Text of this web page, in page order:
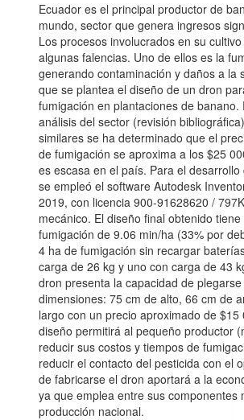
Ecuador es el principal productor de
mundo, sector que genera ingresos
Los procesos involucrados en su
algunas falencias. Uno de ellos es la
generando contaminación y daños a la
que se plantea el diseño de un dron
fumigación en plantaciones de banano.
análisis del sector (revisión
similares se ha determinado que el
de fumigación se aproxima a los $25
es escasa en el país. Para el
se empleó el software Autodesk
2019, con licencia 900-91628620 /
mecánico. El diseño final obtenido
fumigación de 9.06 min/ha (33% por
4 ha de fumigación sin recargar
carga de 26 kg y uno con carga de 43
dron presenta la capacidad de
dimensiones: 75 cm de alto, 66 cm de
largo con un precio aproximado de $15
diseño permitirá al pequeño productor
reducir sus costos y tiempos de
reducir el contacto del pesticida con el
de fabricarse el dron aportará a la
ya que emplea entre sus componentes
producción nacional.